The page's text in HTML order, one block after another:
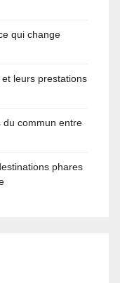
qui change
leurs prestations
du commun entre
phares